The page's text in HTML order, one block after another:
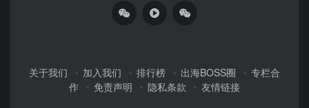
关于我们 加入我们 排行榜 出海BOSS圈
专栏合
作
免责声明 隐私条款 友情链接